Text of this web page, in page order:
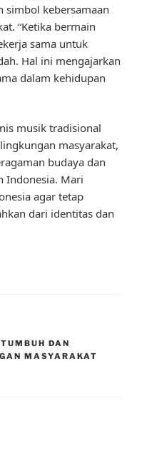
simbol kebersamaan
“Ketika bermain
sama untuk
Hal ini mengajarkan
dalam kehidupan
musik tradisional
masyarakat,
budaya dan
Indonesia. Mari
agar tetap
dari identitas dan
DAN
MASYARAKAT